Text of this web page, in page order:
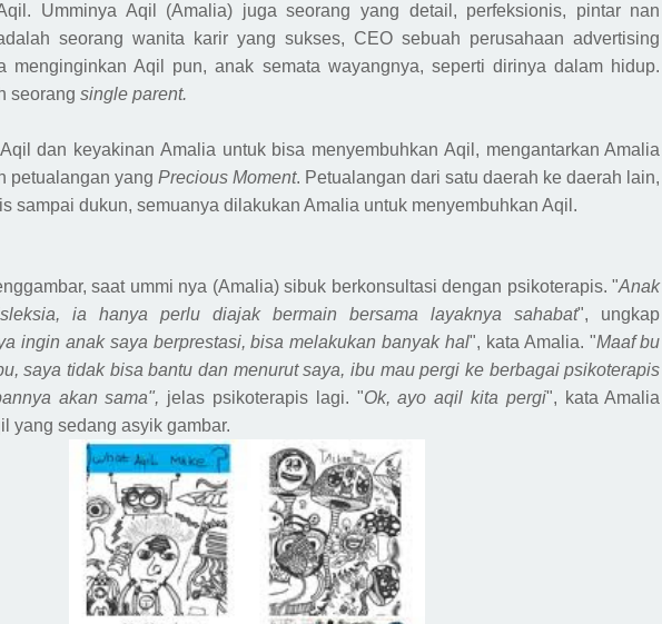
qil. Umminya Aqil (Amalia) juga seorang yang detail, perfeksionis, pintar nan
seorang wanita karir yang sukses, CEO sebuah perusahaanadvertising
menginginkanAqil pun, anak semata wayangnya, seperti dirinya dalam hidup.
seorang single parent.
dan keyakinan Amalia untuk bisa menyembuhkan Aqil, mengantarkan Amalia
petualangan yang Precious Moment. Petualangan dari satu daerah ke daerah lain,
sampai dukun, semuanya dilakukan Amalia untuk menyembuhkan Aqil.
saat ummi nya (Amalia) sibuk berkonsultasi dengan psikoterapis. "Anak
ia hanya perlu diajak bermain bersama layaknya sahabat", ungkap
ingin anak saya berprestasi, bisa melakukan banyak hal", kata Amalia. "Maaf bu
saya tidak bisa bantu dan menurut saya, ibu mau pergi ke berbagai psikoterapis
akan sama", jelas psikoterapis lagi. "Ok, ayo aqil kita pergi", kata Amalia
yang sedang asyik gambar.